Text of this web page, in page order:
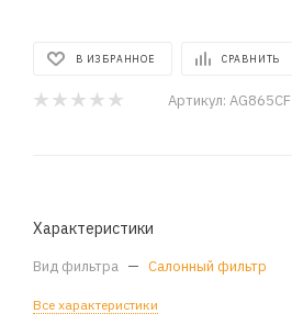
В ИЗБРАННОЕ СРАВНИТЬ
Артикул: AG865CF
Характеристики
Вид фильтра — Салонный фильтр
Все характеристики